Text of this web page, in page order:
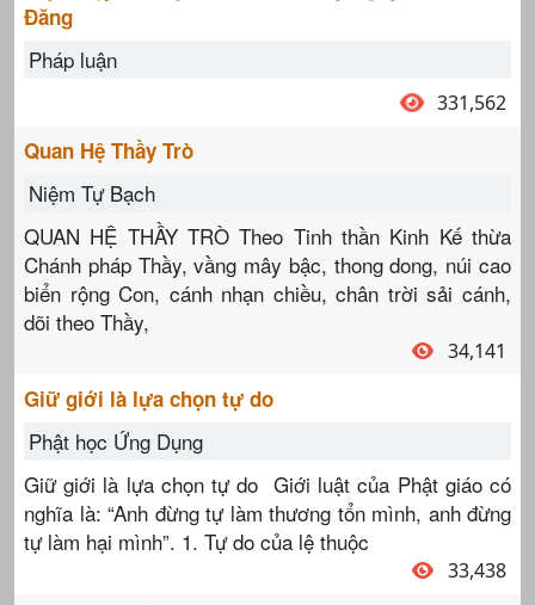
Đăng
Pháp luận
331,562
Quan Hệ Thầy Trò
Niệm Tự Bạch
QUAN HỆ THẦY TRÒ Theo Tinh thần Kinh Kế thừa
Chánh pháp Thầy, vầng mây bậc, thong dong, núi cao
biển rộng Con, cánh nhạn chiều, chân trời sải cánh,
dõi theo Thầy,
34,141
Giữ giới là lựa chọn tự do
Phật học Ứng Dụng
Giữ giới là lựa chọn tự do Giới luật của Phật giáo có
nghĩa là: “Anh đừng tự làm thương tổn mình, anh đừng
tự làm hại mình”. 1. Tự do của lệ thuộc
33,438